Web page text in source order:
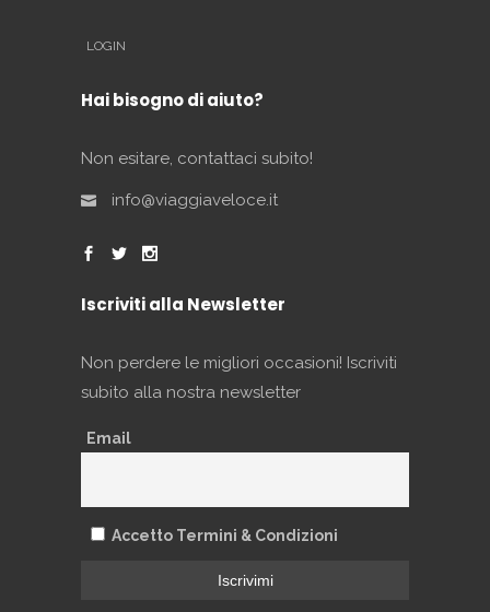
LOGIN
Hai bisogno di aiuto?
Non esitare, contattaci subito!
info@viaggiaveloce.it
Iscriviti alla Newsletter
Non perdere le migliori occasioni! Iscriviti
subito alla nostra newsletter
Email
Accetto Termini & Condizioni